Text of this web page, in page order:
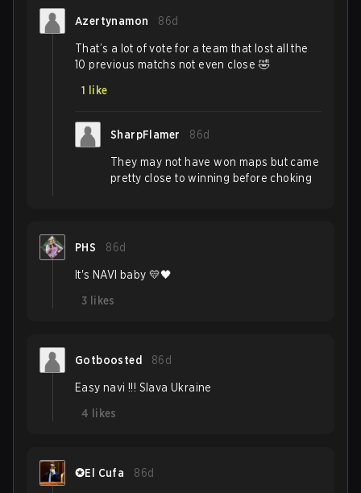
Azertynamon 86d
That’s a lot of vote for a team that lost all the
10 previous matchs not even close 🤣
1
like
SharpFlamer 86d
They may not have won maps but came
pretty close to winning before choking
PHS 86d
It's NAVI baby 💛🖤
3 likes
Gotboosted 86d
Easy navi !!! Slava Ukraine
4
likes
✪El Cufa 86d